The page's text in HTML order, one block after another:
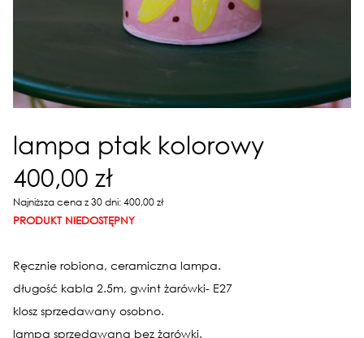
lampa ptak kolorowy
400,00 zł
Najniższa cena z 30 dni: 400,00 zł
PRODUKT NIEDOSTĘPNY
Ręcznie robiona, ceramiczna lampa.
długość kabla 2.5m, gwint żarówki- E27
klosz sprzedawany osobno.
lampa sprzedawana bez żarówki.